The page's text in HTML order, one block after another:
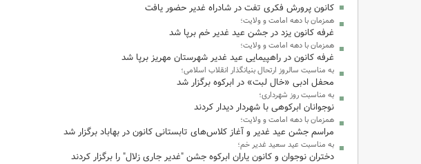
کانون پرورش فکری تفت در شادراه غدیر حضور یافت
همزمان با دهه امامت و ولایت؛
غرفه کانون یزد در جشن عید غدیر خم برپا شد
همزمان با دهه امامت و ولایت؛
غرفه کانون در راهپیمایی عید غدیر شهرستان مهریز برپا شد
به مناسبت سالروز ارتحال بنیانگذار انقلاب اسلامی؛
محفل ادبی «خال لبت» در ابرکوه برگزار شد
به مناسبت روز شهرداری؛
نوجوانان ابرکوهی با شهردار دیدار کردند
همزمان با دهه امامت و ولایت؛
مراسم جشن عید غدیر و آغاز کلاس‌های تابستانی کانون در بهاباد برگزار شد
به مناسبت عید سعید غدیر خم؛
دختران نوجوان و کانون یاران ابرکوه جشن "غدیر جاری زلال" را برگزار کردند